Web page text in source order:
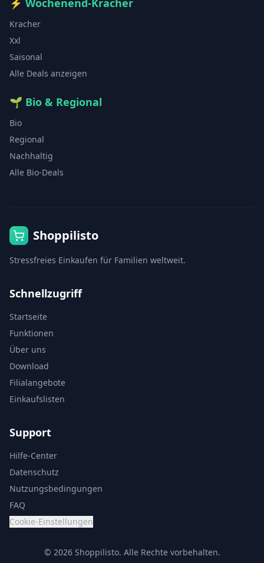
Kracher
Xxl
Saisonal
Alle Deals anzeigen
🌱 Bio & Regional
Bio
Regional
Nachhaltig
Alle Bio-Deals
Shoppilisto
Stressfreies Einkaufen für Familien weltweit.
Schnellzugriff
Startseite
Funktionen
Über uns
Download
Filialangebote
Einkaufslisten
Support
Hilfe-Center
Datenschutz
Nutzungsbedingungen
FAQ
Cookie-Einstellungen
© 2026 Shoppilisto. Alle Rechte vorbehalten.